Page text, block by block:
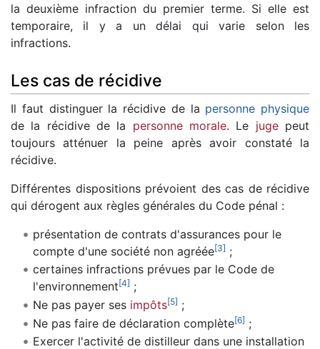
la deuxième infraction du premier terme. Si elle est
temporaire, il y a un délai qui varie selon les
infractions.
Les cas de récidive
Il faut distinguer la récidive de la personne physique
de la récidive de la personne morale. Le jugepeut
toujours atténuer la peine après avoir constaté la
récidive.
Différentes dispositions prévoient des cas de récidive
qui dérogent aux règles générales du Code pénal :
présentation de contrats d'assurances pour le
compte d'une société non agréée[3] ;
certaines infractions prévues par le Code de
l'environnement[4] ;
Ne pas payer ses impôts[5] ;
Ne pas faire de déclaration complète[6] ;
Exercer l'activité de distilleur dans une installation